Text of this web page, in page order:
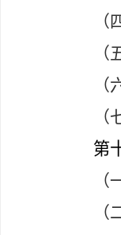
第